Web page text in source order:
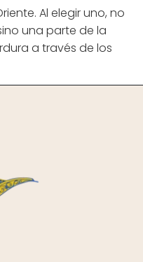
Al elegir uno, no
una parte de la
a través de los